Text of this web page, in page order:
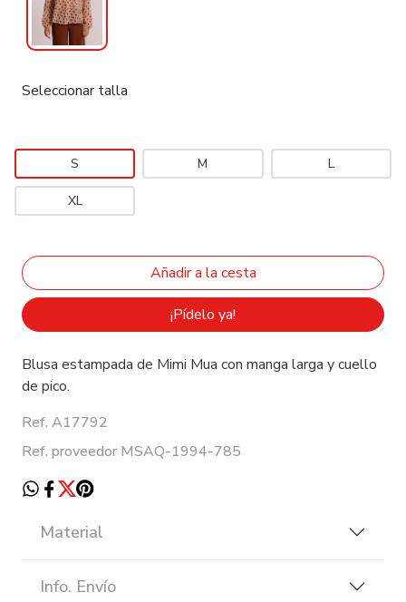
Seleccionar talla
S M L
XL
¡Pídelo ya!
Blusa estampada de Mimi Mua con manga larga y cuello
de pico.
Ref. A17792
Ref. proveedor MSAQ-1994-785
Material
Info. Envío